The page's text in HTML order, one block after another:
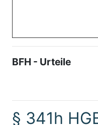
BFH - Urteile
§ 341h